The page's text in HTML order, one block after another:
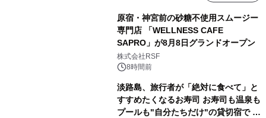
原宿・神宮前の砂糖不使用スムージー
専門店 「WELLNESS CAFE
SAPRO」が8月8日グランドオープン
株式会社RSF
8時間前
淡路島、旅行者が「絶対に食べて」と
すすめたくなるお寿司 お寿司も温泉も
プールも"自分たちだけ"の貸切宿で 1